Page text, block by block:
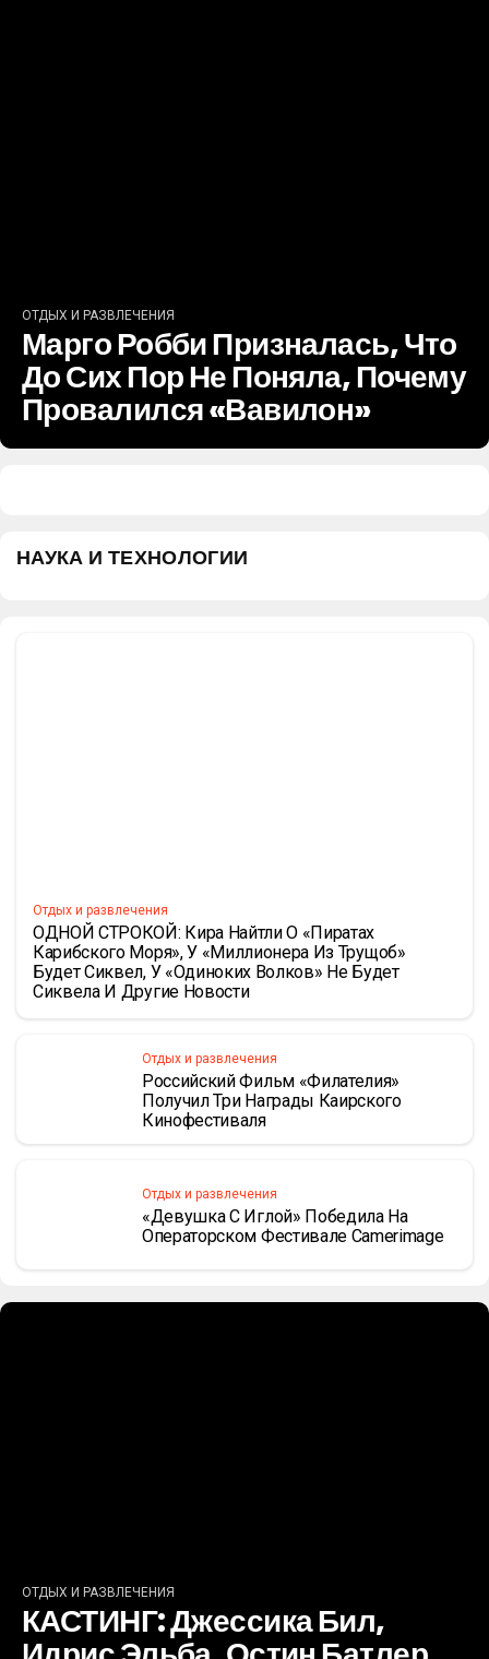
ОТДЫХ И РАЗВЛЕЧЕНИЯ
Марго Робби Призналась, Что
До Сих Пор Не Поняла, Почему
Провалился «Вавилон»
НАУКА И ТЕХНОЛОГИИ
Отдых и развлечения
ОДНОЙ СТРОКОЙ: Кира Найтли О «Пиратах
Карибского Моря», У «Миллионера Из Трущоб»
Будет Сиквел, У «Одиноких Волков» Не Будет
Сиквела И Другие Новости
Отдых и развлечения
Российский Фильм «Филателия»
Получил Три Награды Каирского
Кинофестиваля
Отдых и развлечения
«Девушка С Иглой» Победила На
Операторском Фестивале Camerimage
ОТДЫХ И РАЗВЛЕЧЕНИЯ
КАСТИНГ: Джессика Бил,